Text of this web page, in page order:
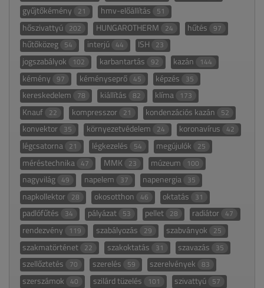
gyűjtőkémény 21 hmv-előállítás 51
hőszivattyú 202 HUNGAROTHERM 24 hűtés 97
hűtőközeg 54 interjú 44 ISH 23
jogszabályok 102 karbantartás 92 kazán 144
kémény 97 kéményseprő 45 képzés 35
kereskedelem 78 kiállítás 82 klíma 173
Knauf 22 kompresszor 21 kondenzációs kazán 52
konvektor 35 környezetvédelem 24 koronavírus 42
légcsatorna 21 légkezelés 54 megújulók 25
méréstechnika 47 MMK 23 múzeum 100
nagyvilág 49 napelem 37 napenergia 35
napkollektor 28 okosotthon 46 oktatás 31
padlófűtés 34 pályázat 53 pellet 28 radiátor 47
rendezvény 119 szabályozás 29 szabványok 25
szakmatörténet 22 szakoktatás 31 szavazás 35
szellőztetés 70 szerelés 59 szerelvények 83
szerszámok 40 szilárd tüzelés 101 szivattyú 57